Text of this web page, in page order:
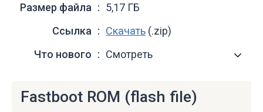
Размер файла
5,17 ГБ
Ссылка
Скачать (.zip)
Что нового
Смотреть
Fastboot ROM (flash file)